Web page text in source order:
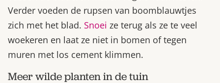
Verder voeden de rupsen van boomblauwtjes
zich met het blad. Snoei ze terug als ze te veel
woekeren en laat ze niet in bomen of tegen
muren met los cement klimmen.
Meer wilde planten in de tuin